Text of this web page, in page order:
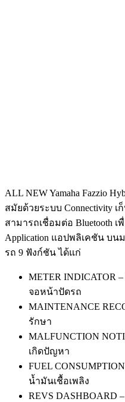
ALL NEW Yamaha Fazzio
สมัยด้วยระบบ Connectivity
สามารถเชื่อมต่อ Bluetooth เ
Application แอปพลิเคชัน บ
รถ 9 ฟังก์ชัน ได้แก่
METER INDICATOR
จอหน้าปัดรถ
MAINTENANCE
รักษา
MALFUNCTION
เกิดปัญหา
FUEL
น้ำมันเชื้อเพลิง
REVS